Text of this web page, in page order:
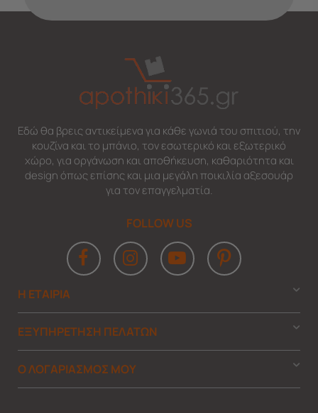
Εδώ θα βρεις αντικείμενα για κάθε γωνιά του σπιτιού, την
κουζίνα και το μπάνιο, τον εσωτερικό και εξωτερικό
χώρο, για οργάνωση και αποθήκευση, καθαριότητα και
design όπως επίσης και μια μεγάλη ποικιλία αξεσουάρ
για τον επαγγελματία.
FOLLOW US
Η ΕΤΑΙΡΙΑ
ΕΞΥΠΗΡΕΤΗΣΗ ΠΕΛΑΤΩΝ
Ο ΛΟΓΑΡΙΑΣΜΟΣ ΜΟΥ